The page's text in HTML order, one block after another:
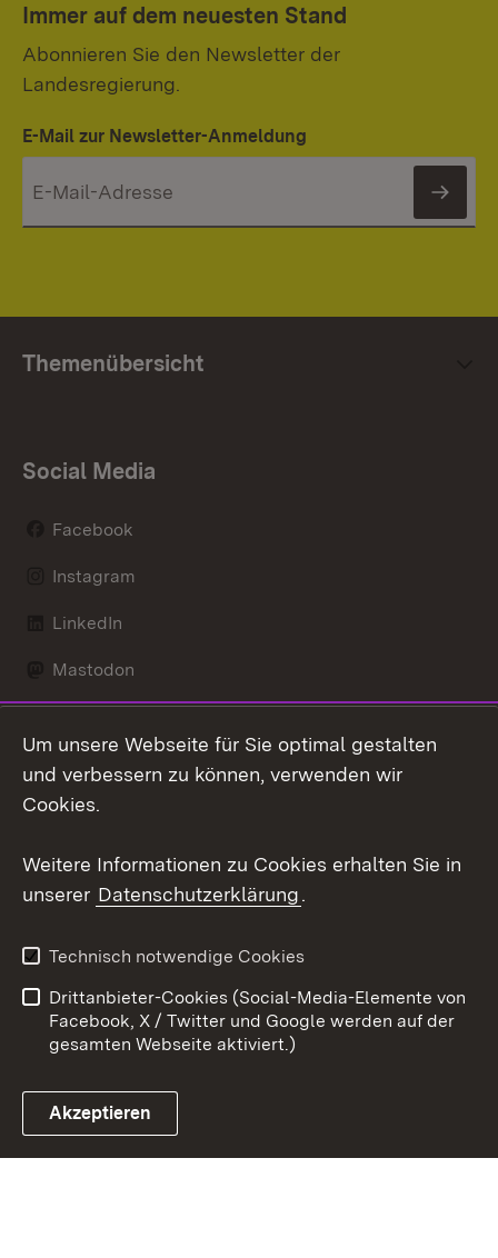
Immer auf dem neuesten Stand
Abonnieren Sie den Newsletter der
Landesregierung.
E-Mail zur Newsletter-Anmeldung
Themenübersicht
Social Media
Facebook
Instagram
LinkedIn
Mastodon
X / Twitter
Youtube
Link zum Landesportal
Kontakt
Datenschutz
Barrierefreiheit
Impressum Cookies
Um unsere Webseite für Sie optimal gestalten
und verbessern zu können, verwenden wir
Cookies.
Weitere Informationen zu Cookies erhalten Sie in
unserer Datenschutzerklärung.
Technisch notwendige Cookies
Drittanbieter-Cookies (Social-Media-Elemente von
Facebook, X / Twitter und Google werden auf der
gesamten Webseite aktiviert.)
Akzeptieren